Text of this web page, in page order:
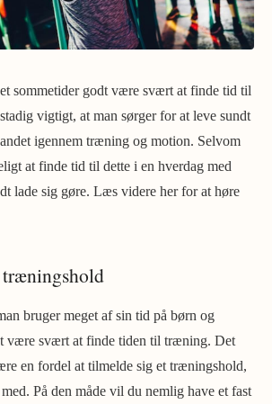
sommetider godt være svært at finde tid til
vigtigt, at man sørger for at leve sundt
igennem træning og motion. Selvom
at finde tid til dette i en hverdag med
lade sig gøre. Læs videre her for at høre
bruger meget af sin tid på børn og
være svært at finde tiden til træning. Det
en fordel at tilmelde sig et træningshold,
På den måde vil du nemlig have et fast